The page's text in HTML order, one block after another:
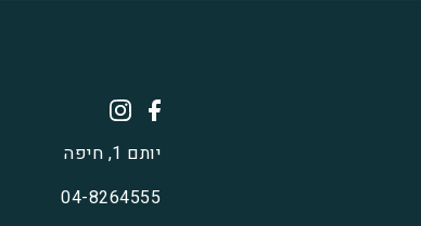
יותם 1, חיפה
04-8264555